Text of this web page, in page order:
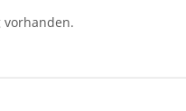
vorhanden.